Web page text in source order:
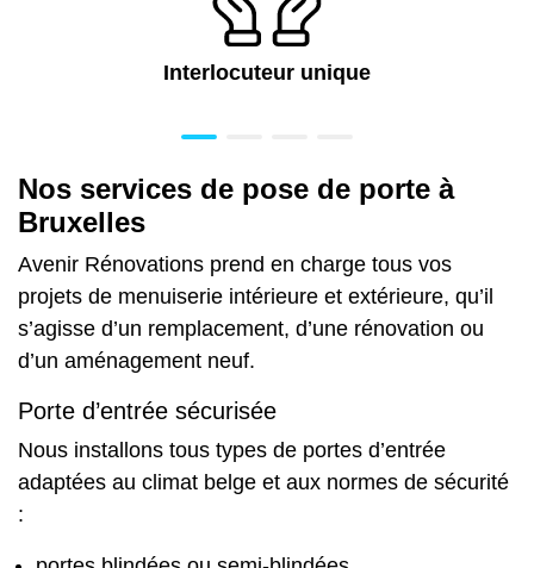
Interlocuteur unique
Nos services de pose de porte à
Bruxelles
Avenir Rénovations prend en charge tous vos
projets de menuiserie intérieure et extérieure, qu’il
s’agisse d’un remplacement, d’une rénovation ou
d’un aménagement neuf.
Porte d’entrée sécurisée
Nous installons tous types de portes d’entrée
adaptées au climat belge et aux normes de sécurité
: